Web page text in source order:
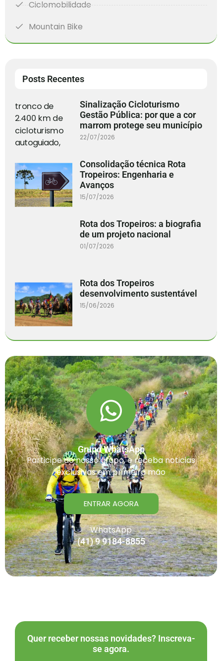
Ciclomobilidade
Mountain Bike
Posts Recentes
Sinalização Cicloturismo
Gestão Pública: por que a cor
marrom protege seu município
22/07/2026
Consolidação técnica Rota
Tropeiros: Engenharia e
Avanços
15/07/2026
Rota dos Tropeiros: a biografia
de um projeto nacional
01/07/2026
Rota dos Tropeiros
desenvolvimento sustentável
15/06/2026
Grupo WhatsApp
Participe do nosso grupo, e receba noticias
exclusivas em primeira mão
ENTRAR AGORA
WhatsApp
(41) 9 9184-8855
Quer receber nossas novidades? Inscreva-
se agora.